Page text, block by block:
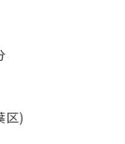
区)